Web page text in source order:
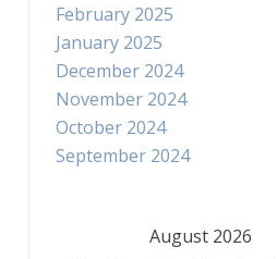
February 2025
January 2025
December 2024
November 2024
October 2024
September 2024
August 2026